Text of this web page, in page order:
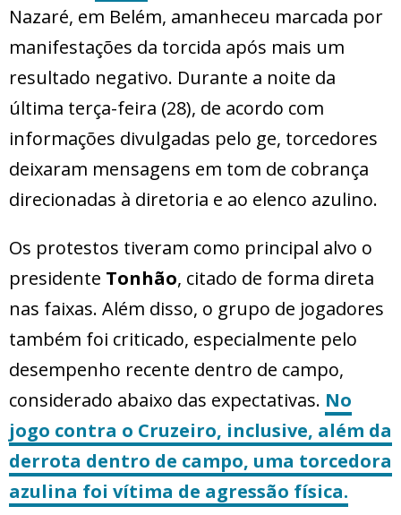
Nazaré, em Belém, amanheceu marcada por
manifestações da torcida após mais um
resultado negativo. Durante a noite da
última terça-feira (28), de acordo com
informações divulgadas pelo ge, torcedores
deixaram mensagens em tom de cobrança
direcionadas à diretoria e ao elenco azulino.
Os protestos tiveram como principal alvo o
presidente Tonhão, citado de forma direta
nas faixas. Além disso, o grupo de jogadores
também foi criticado, especialmente pelo
desempenho recente dentro de campo,
considerado abaixo das expectativas. No
jogo contra o Cruzeiro, inclusive, além da
derrota dentro de campo, uma torcedora
azulina foi vítima de agressão física.